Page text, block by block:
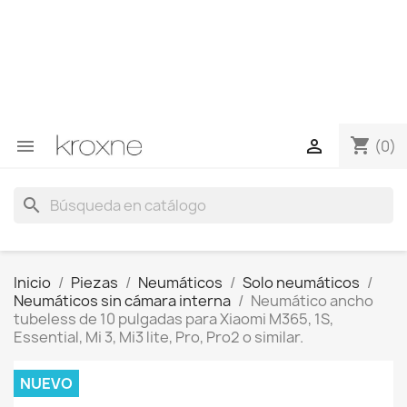
 shopping_cart (0)

search
Inicio Piezas Neumáticos
Solo neumáticos
Neumáticos sin cámara interna
Neumático ancho
tubeless de 10 pulgadas para Xiaomi M365, 1S,
Essential, Mi 3, Mi3 lite, Pro, Pro2 o similar.
NUEVO